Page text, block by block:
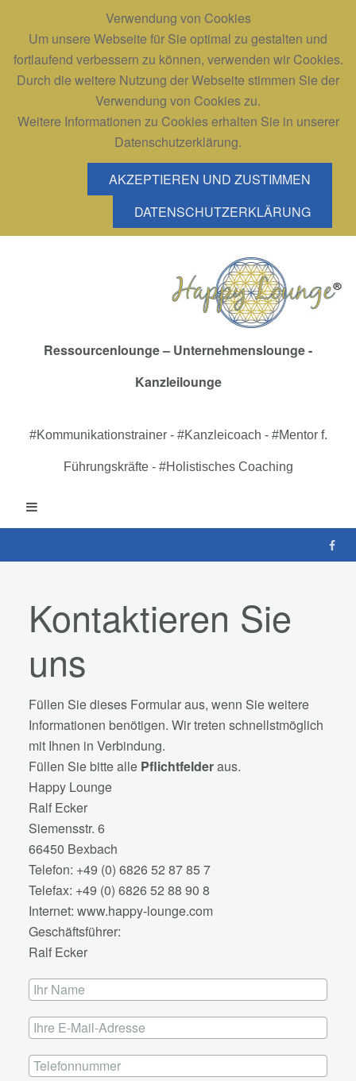
Verwendung von Cookies
Um unsere Webseite für Sie optimal zu gestalten und
fortlaufend verbessern zu können, verwenden wir Cookies.
Durch die weitere Nutzung der Webseite stimmen Sie der
Verwendung von Cookies zu.
Weitere Informationen zu Cookies erhalten Sie in unserer
Datenschutzerklärung.
AKZEPTIEREN UND ZUSTIMMEN
DATENSCHUTZERKLÄRUNG
Ressourcenlounge – Unternehmenslounge -
Kanzleilounge
#Kommunikationstrainer - #Kanzleicoach - #Mentor f.
Führungskräfte - #Holistisches Coaching
Kontaktieren Sie
uns
Füllen Sie dieses Formular aus, wenn Sie weitere
Informationen benötigen. Wir treten schnellstmöglich
mit Ihnen in Verbindung.
Füllen Sie bitte alle Pflichtfelderaus.
Happy Lounge
Ralf Ecker
Siemensstr. 6
66450 Bexbach
Telefon: +49 (0) 6826 52 87 85 7
Telefax: +49 (0) 6826 52 88 90 8
Internet: www.happy-lounge.com
Geschäftsführer:
Ralf Ecker